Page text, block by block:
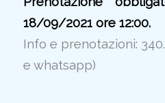
18/09/2021 ore 12:00.
Info e prenotazioni:
e whatsapp)